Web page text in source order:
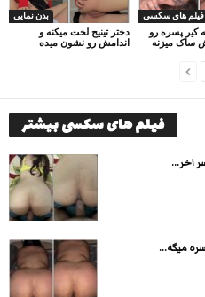
بدن نمایی
دختر تینیج لخت میکنه و
اندامش رو نشون میده
فیلم های سکسی
کیر پسره رو
ساک میزنه
فیلم های سکسی بیشتر
اخر...
میگه...